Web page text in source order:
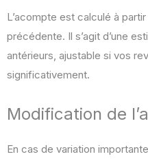
L’acompte est calculé à partir
précédente. Il s’agit d’une
antérieurs, ajustable si vos
significativement.
Modification de
En cas de variation